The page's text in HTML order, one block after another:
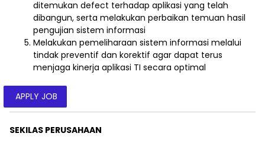
ditemukan defect terhadap aplikasi yang telah
dibangun, serta melakukan perbaikan temuan hasil
pengujian sistem informasi
Melakukan pemeliharaan sistem informasi melalui
tindak preventif dan korektif agar dapat terus
menjaga kinerja aplikasi TI secara optimal
APPLY JOB
SEKILAS PERUSAHAAN